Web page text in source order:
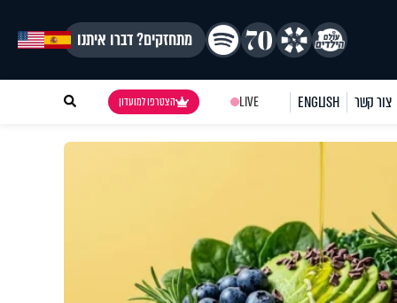
מתחזקים? דברו איתנו
צור קשר ENGLISH
LIVE הצטרפו למועדון